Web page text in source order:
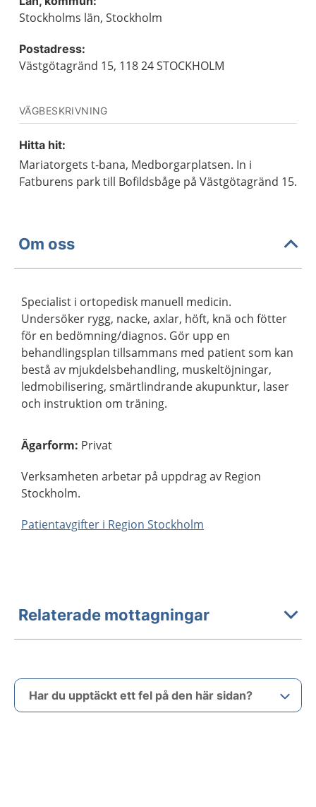
Stockholms län, Stockholm
Postadress:
Västgötagränd 15, 118 24 STOCKHOLM
VÄGBESKRIVNING
Hitta hit:
Mariatorgets t-bana, Medborgarplatsen. In i
Fatburens park till Bofildsbåge på Västgötagränd 15.
Om oss
Specialist i ortopedisk manuell medicin.
Undersöker rygg, nacke, axlar, höft, knä och fötter
för en bedömning/diagnos. Gör upp en
behandlingsplan tillsammans med patient som kan
bestå av mjukdelsbehandling, muskeltöjningar,
ledmobilisering, smärtlindrande akupunktur, laser
och instruktion om träning.
Ägarform: Privat
Verksamheten arbetar på uppdrag av Region
Stockholm.
Patientavgifter i Region Stockholm
Relaterade mottagningar
Har du upptäckt ett fel på den här sidan?